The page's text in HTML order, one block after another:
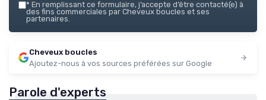
* En remplissant ce formulaire, j’accepte d’être contacté(e) à
des fins commerciales par Cheveux boucles et ses
partenaires.
Cheveux boucles
Ajoutez-nous à vos sources préférées sur Google
Parole d'experts